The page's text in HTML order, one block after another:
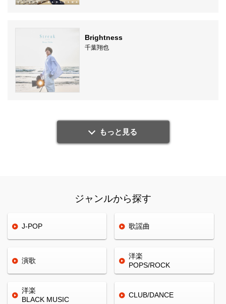
もっと見る
Brightness
千葉翔也
ジャンルから探す
J-POP 歌謡曲
演歌
洋楽
POPS/ROCK
洋楽
BLACK MUSIC
CLUB/DANCE